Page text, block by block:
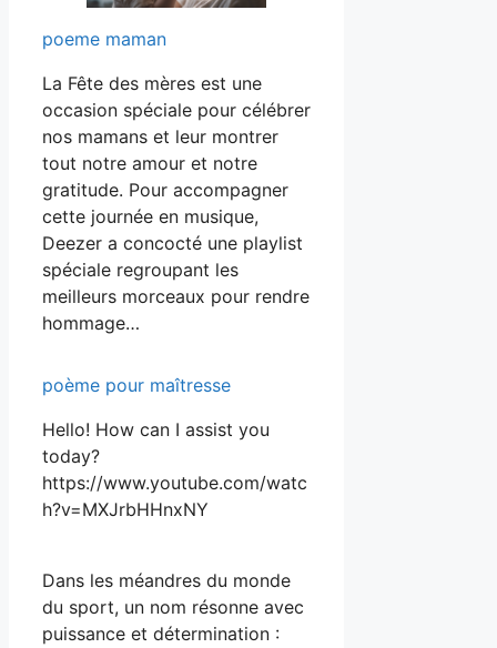
poeme maman
La Fête des mères est une
occasion spéciale pour célébrer
nos mamans et leur montrer
tout notre amour et notre
gratitude. Pour accompagner
cette journée en musique,
Deezer a concocté une playlist
spéciale regroupant les
meilleurs morceaux pour rendre
hommage…
poème pour maîtresse
Hello! How can I assist you
today?
https://www.youtube.com/watc
h?v=MXJrbHHnxNY
Dans les méandres du monde
du sport, un nom résonne avec
puissance et détermination :